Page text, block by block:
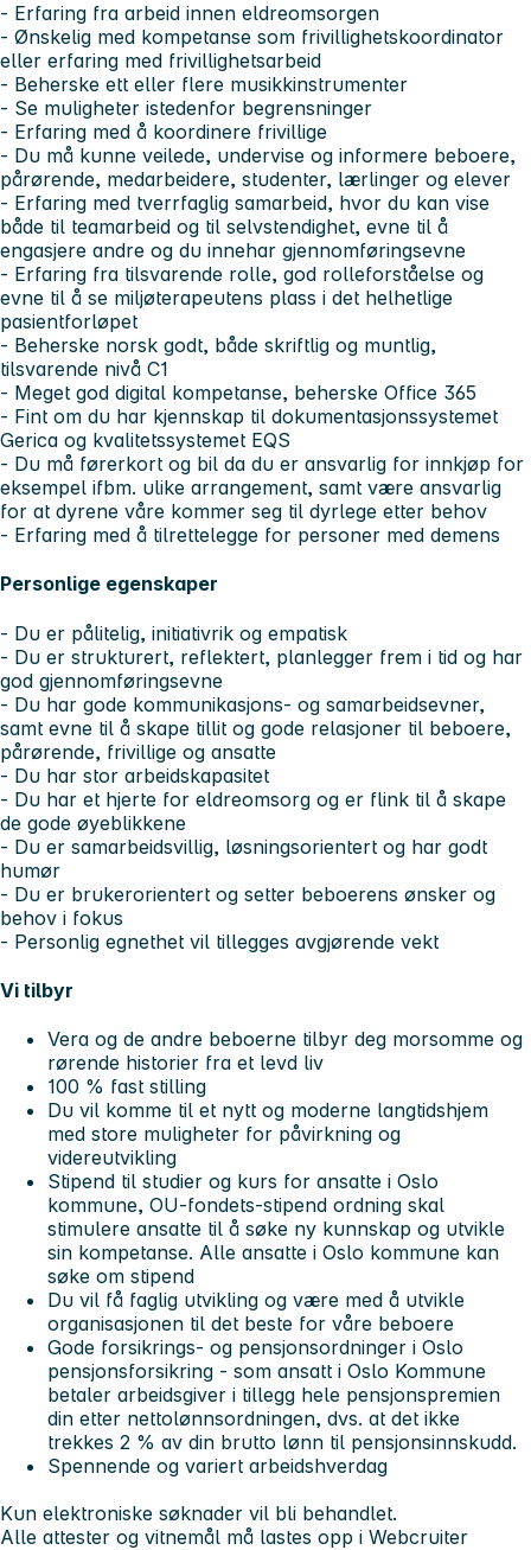
- Erfaring fra arbeid innen eldreomsorgen
- Ønskelig med kompetanse som frivillighetskoordinator
eller erfaring med frivillighetsarbeid
- Beherske ett eller flere musikkinstrumenter
- Se muligheter istedenfor begrensninger
- Erfaring med å koordinere frivillige
- Du må kunne veilede, undervise og informere beboere,
pårørende, medarbeidere, studenter, lærlinger og elever
- Erfaring med tverrfaglig samarbeid, hvor du kan vise
både til teamarbeid og til selvstendighet, evne til å
engasjere andre og du innehar gjennomføringsevne
- Erfaring fra tilsvarende rolle, god rolleforståelse og
evne til å se miljøterapeutens plass i det helhetlige
pasientforløpet
- Beherske norsk godt, både skriftlig og muntlig,
tilsvarende nivå C1
- Meget god digital kompetanse, beherske Office 365
- Fint om du har kjennskap til dokumentasjonssystemet
Gerica og kvalitetssystemet EQS
- Du må førerkort og bil da du er ansvarlig for innkjøp for
eksempel ifbm. ulike arrangement, samt være ansvarlig
for at dyrene våre kommer seg til dyrlege etter behov
- Erfaring med å tilrettelegge for personer med demens
Personlige egenskaper
- Du er pålitelig, initiativrik og empatisk
- Du er strukturert, reflektert, planlegger frem i tid og har
god gjennomføringsevne
- Du har gode kommunikasjons- og samarbeidsevner,
samt evne til å skape tillit og gode relasjoner til beboere,
pårørende, frivillige og ansatte
- Du har stor arbeidskapasitet
- Du har et hjerte for eldreomsorg og er flink til å skape
de gode øyeblikkene
- Du er samarbeidsvillig, løsningsorientert og har godt
humør
- Du er brukerorientert og setter beboerens ønsker og
behov i fokus
- Personlig egnethet vil tillegges avgjørende vekt
Vi tilbyr
Vera og de andre beboerne tilbyr deg morsomme og
rørende historier fra et levd liv
100 % fast stilling
Du vil komme til et nytt og moderne langtidshjem
med store muligheter for påvirkning og
videreutvikling
Stipend til studier og kurs for ansatte i Oslo
kommune, OU-fondets-stipend ordning skal
stimulere ansatte til å søke ny kunnskap og utvikle
sin kompetanse. Alle ansatte i Oslo kommune kan
søke om stipend
Du vil få faglig utvikling og være med å utvikle
organisasjonen til det beste for våre beboere
Gode forsikrings- og pensjonsordninger i Oslo
pensjonsforsikring - som ansatt i Oslo Kommune
betaler arbeidsgiver i tillegg hele pensjonspremien
din etter nettolønnsordningen, dvs. at det ikke
trekkes 2 % av din brutto lønn til pensjonsinnskudd.
Spennende og variert arbeidshverdag
Kun elektroniske søknader vil bli behandlet.
Alle attester og vitnemål må lastes opp i Webcruiter